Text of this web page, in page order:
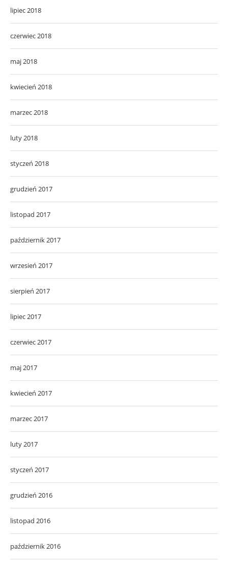
lipiec 2018
czerwiec 2018
maj 2018
kwiecień 2018
marzec 2018
luty 2018
styczeń 2018
grudzień 2017
listopad 2017
październik 2017
wrzesień 2017
sierpień 2017
lipiec 2017
czerwiec 2017
maj 2017
kwiecień 2017
marzec 2017
luty 2017
styczeń 2017
grudzień 2016
listopad 2016
październik 2016